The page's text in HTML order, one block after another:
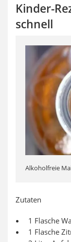
Kinder-
schnell
Alkoholfreie
Zutaten
1 Flasche
1 Flasche